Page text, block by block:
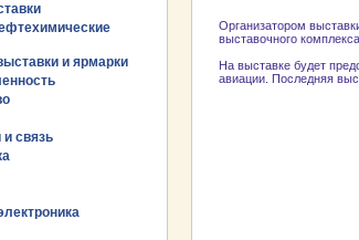
и ярмарки
связь
Организатором
выставочного
На выставке будет
авиации. Последняя